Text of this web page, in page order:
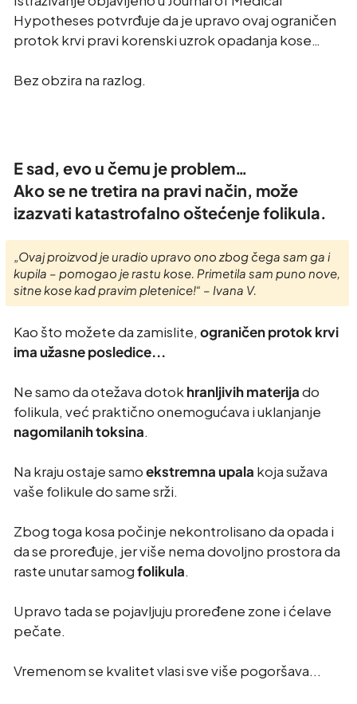
Hypotheses potvrđuje da je upravo ovaj ograničen
protok krvi pravi korenski uzrok opadanja kose…
Bez obzira na razlog.
E sad, evo u čemu je problem…
Ako se ne tretira na pravi način, može
izazvati katastrofalno oštećenje folikula.
„Ovaj proizvod je uradio upravo ono zbog čega sam ga i
kupila – pomogao je rastu kose. Primetila sam puno nove,
sitne kose kad pravim pletenice!“ – Ivana V.
Kao što možete da zamislite, ograničen protok krvi
ima užasne posledice...
Ne samo da otežava dotok hranljivih materijado
folikula, već praktično onemogućava i uklanjanje
nagomilanih toksina.
Na kraju ostaje samoekstremna upala koja sužava
vaše folikule do same srži.
Zbog toga kosa počinje nekontrolisano da opada i
da se proređuje, jer više nema dovoljno prostora da
raste unutar samogfolikula.
Upravo tada se pojavljuju proređene zone i ćelave
pečate.
Vremenom se kvalitet vlasi sve više pogoršava...